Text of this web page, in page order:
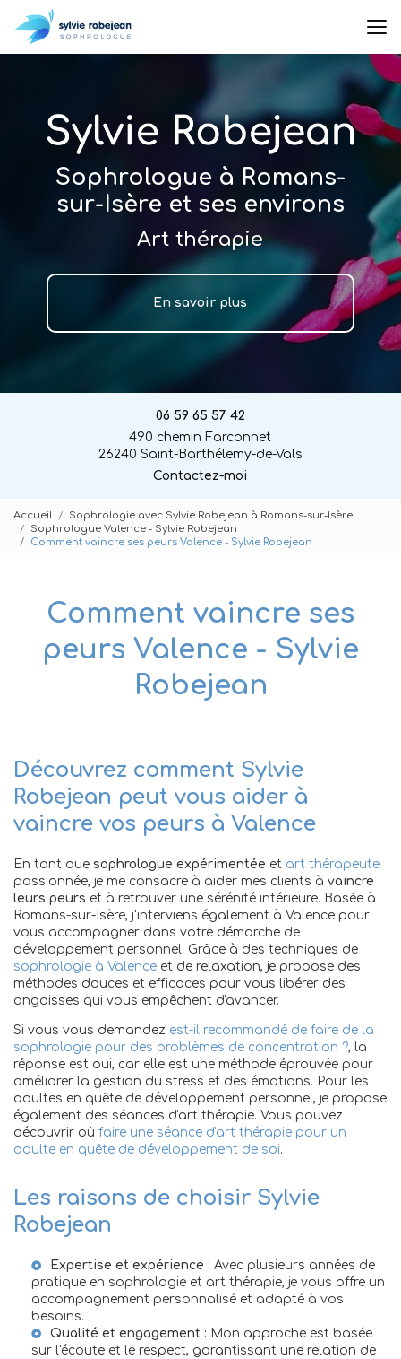
au
contenu
Sophrologue à Romans-
sur-Isère et ses environs
Art thérapie
En savoir plus
06 59 65 57 42
490 chemin Farconnet
26240 Saint-Barthélemy-de-Vals
Contactez-moi
Accueil
Sophrologie avec Sylvie Robejean à Romans-sur-Isère
Sophrologue Valence - Sylvie Robejean
Comment vaincre ses peurs Valence - Sylvie Robejean
Comment vaincre ses
peurs Valence - Sylvie
Robejean
Découvrez comment Sylvie
Robejean peut vous aider à
vaincre vos peurs à Valence
En tant que sophrologue expérimentée et art thérapeute
passionnée, je me consacre à aider mes clients à vaincre
leurs peurs et à retrouver une sérénité intérieure. Basée à
Romans-sur-Isère, j'interviens également à Valence pour
vous accompagner dans votre démarche de
développement personnel. Grâce à des techniques de
sophrologie à Valence et de relaxation, je propose des
méthodes douces et efficaces pour vous libérer des
angoisses qui vous empêchent d'avancer.
Si vous vous demandez est-il recommandé de faire de la
sophrologie pour des problèmes de concentration ?, la
réponse est oui, car elle est une méthode éprouvée pour
améliorer la gestion du stress et des émotions. Pour les
adultes en quête de développement personnel, je propose
également des séances d'art thérapie. Vous pouvez
découvrir où faire une séance d'art thérapie pour un
adulte en quête de développement de soi.
Les raisons de choisir Sylvie
Robejean
Expertise et expérience : Avec plusieurs années de
pratique en sophrologie et art thérapie, je vous offre un
accompagnement personnalisé et adapté à vos
besoins.
Qualité et engagement : Mon approche est basée
sur l'écoute et le respect, garantissant une relation de